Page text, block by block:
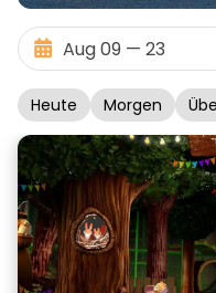
Heute Morgen